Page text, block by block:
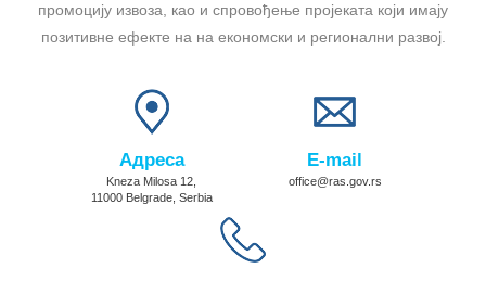
промоцију извоза, као и спровођење пројеката који имају
позитивне ефекте на на економски и регионални развој.
Адреса
Kneza Milosa 12,
11000 Belgrade, Serbia
E-mail
office@ras.gov.rs